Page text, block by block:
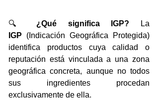
🔍 ¿Qué significa IGP?
IGP (Indicación Geográfica Protegida)
identifica productos cuya calidad o
reputación está vinculada a una zona
geográfica concreta, aunque no todos
sus ingredientes procedan
exclusivamente de ella.